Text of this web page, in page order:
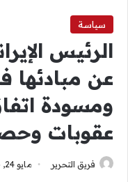
سياسة
الرئيس
عن مبادئها
ومسودة
عقوبات
فريق التحرير مايو 24, 2026